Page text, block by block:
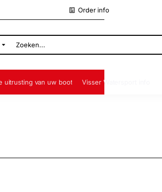
Order info
uitrusting van uw boot Visser Watersport info